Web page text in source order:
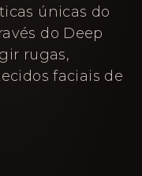
únicas do
do Deep
rugas,
faciais de